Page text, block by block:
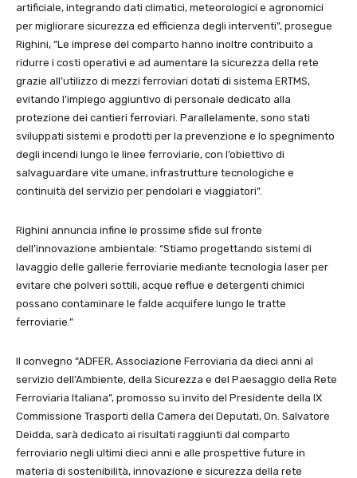
artificiale, integrando dati climatici, meteorologici e agronomici
per migliorare sicurezza ed efficienza degli interventi”, prosegue
Righini, “Le imprese del comparto hanno inoltre contribuito a
ridurre i costi operativi e ad aumentare la sicurezza della rete
grazie all’utilizzo di mezzi ferroviari dotati di sistema ERTMS,
evitando l’impiego aggiuntivo di personale dedicato alla
protezione dei cantieri ferroviari. Parallelamente, sono stati
sviluppati sistemi e prodotti per la prevenzione e lo spegnimento
degli incendi lungo le linee ferroviarie, con l’obiettivo di
salvaguardare vite umane, infrastrutture tecnologiche e
continuità del servizio per pendolari e viaggiatori”.
Righini annuncia infine le prossime sfide sul fronte
dell’innovazione ambientale: “Stiamo progettando sistemi di
lavaggio delle gallerie ferroviarie mediante tecnologia laser per
evitare che polveri sottili, acque reflue e detergenti chimici
possano contaminare le falde acquifere lungo le tratte
ferroviarie.”
Il convegno “ADFER, Associazione Ferroviaria da dieci anni al
servizio dell’Ambiente, della Sicurezza e del Paesaggio della Rete
Ferroviaria Italiana”, promosso su invito del Presidente della IX
Commissione Trasporti della Camera dei Deputati, On. Salvatore
Deidda, sarà dedicato ai risultati raggiunti dal comparto
ferroviario negli ultimi dieci anni e alle prospettive future in
materia di sostenibilità, innovazione e sicurezza della rete